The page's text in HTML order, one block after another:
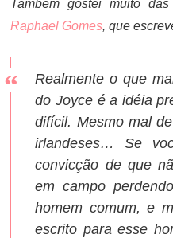
Também gostei muito
Raphael Gomes, que
Realmente o que
do Joyce é a idéia
difícil. Mesmo mal
irlandeses… Se
convicção de que
em campo
homem comum, e
escrito para esse